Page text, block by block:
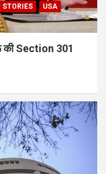
STORIES
USA
की Section 301